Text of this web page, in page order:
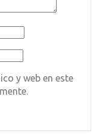
y web en este